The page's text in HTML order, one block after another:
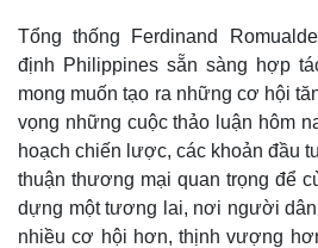
Tổng thống Ferdinand
định Philippines sẵn sàng hợp
mong muốn tạo ra những cơ hội
vọng những cuộc thảo luận hôm
hoạch chiến lược, các khoản đầu
thuận thương mại quan trọng để
dựng một tương lai, nơi người
nhiều cơ hội hơn, thịnh vượng